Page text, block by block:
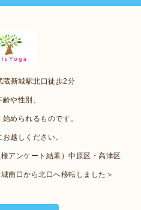
新城駅北口徒歩2分
や性別、
められるものです。
越しください。
アンケート結果）中原区・高津区
南口から北口へ移転しました＞